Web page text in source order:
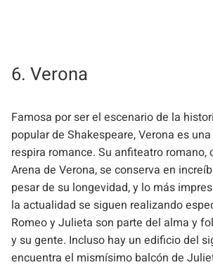
6. Verona
Famosa por ser el escenario de la
popular de Shakespeare, Verona es
respira romance. Su anfiteatro romano,
Arena de Verona, se conserva en
pesar de su longevidad, y lo más
la actualidad se siguen realizando
Romeo y Julieta son parte del alma y
y su gente. Incluso hay un edificio del
encuentra el mismísimo balcón de